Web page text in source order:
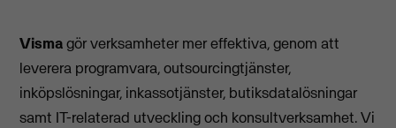
Vismagör verksamheter mer effektiva, genom att
leverera programvara, outsourcingtjänster,
inköpslösningar, inkassotjänster, butiksdatalösningar
samt IT-relaterad utveckling och konsultverksamhet. Vi